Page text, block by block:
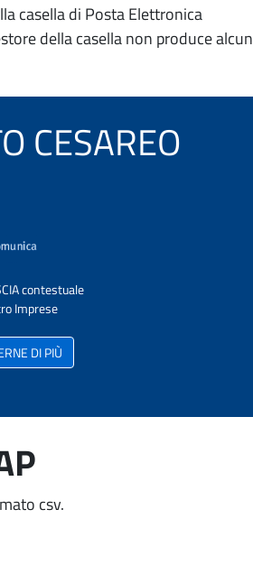
casella di Posta Elettronica
della casella non produce alcun
CESAREO
contestuale
Imprese
DI PIÙ
csv.